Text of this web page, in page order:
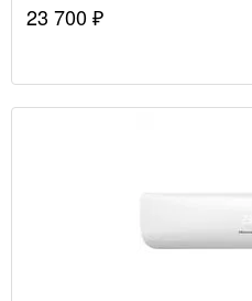
23 700 ₽